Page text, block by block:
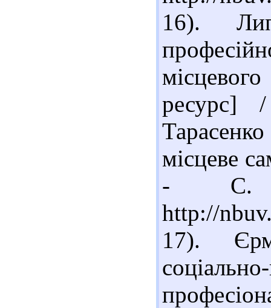
16).
місцеве
- С.
http://
17).